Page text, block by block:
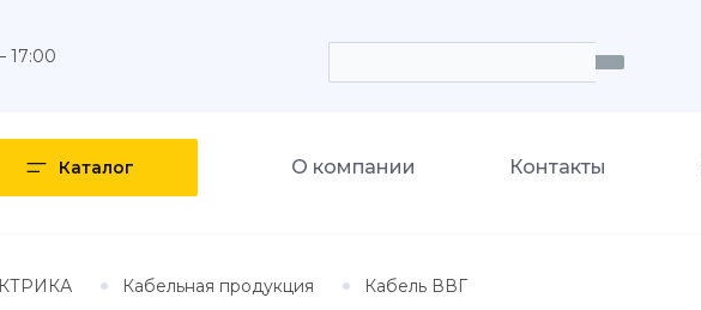
Каталог О компании Контакты
Кабельная продукция Кабель ВВГ